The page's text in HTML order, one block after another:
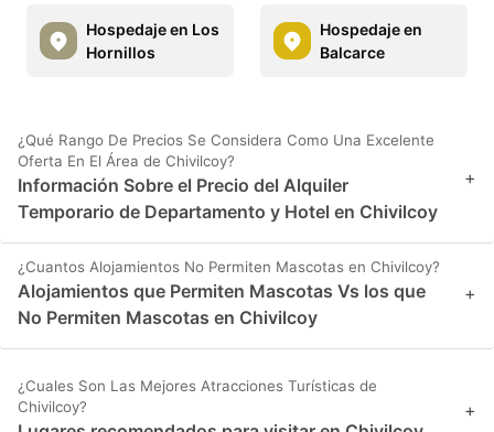
Hospedaje en Los
Hornillos
Hospedaje en
Balcarce
¿Qué Rango De Precios Se Considera Como Una Excelente
Oferta En El Área de Chivilcoy?
Información Sobre el Precio del Alquiler
Temporario de Departamento y Hotel en Chivilcoy
+
¿Cuantos Alojamientos No Permiten Mascotas en Chivilcoy?
Alojamientos que Permiten Mascotas Vs los que
No Permiten Mascotas en Chivilcoy
+
¿Cuales Son Las Mejores Atracciones Turísticas de
Chivilcoy?
+